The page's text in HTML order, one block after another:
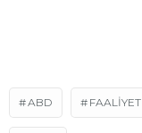
ABD FAALİYET